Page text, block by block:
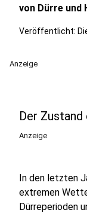
von Dürre und
Veröffentlicht:
Anzeige
Der Zustand
Anzeige
In den letzten
extremen
Dürreperioden